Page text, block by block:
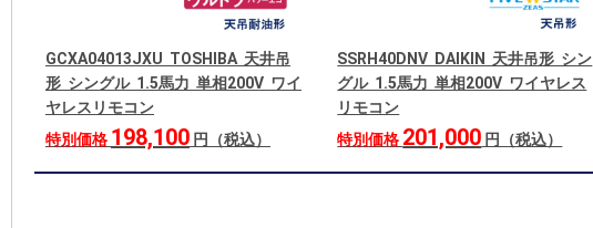
GCXA04013JXU TOSHIBA 天井吊
形 シングル 1.5馬力 単相200V ワイ
ヤレスリモコン
特別価格 198,100 円（税込）
SSRH40DNV DAIKIN 天井吊形 シン
グル 1.5馬力 単相200V ワイヤレス
リモコン
特別価格 201,000 円（税込）